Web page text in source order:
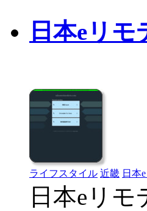
日本eリモ
ライフスタイル 近畿 日本
日本eリ